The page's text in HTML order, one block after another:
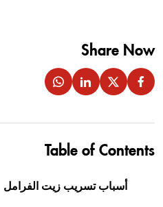
Share Now
Table of Contents
أسباب تسريب زيت الفرامل